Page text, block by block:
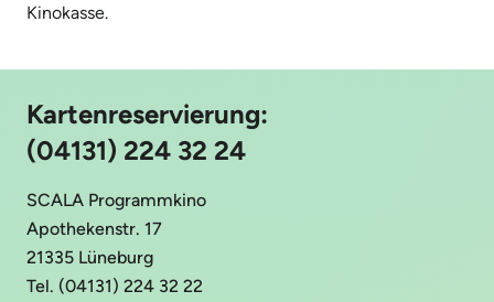
Kinokasse.
Kartenreservierung:
(04131) 224 32 24
SCALA Programmkino
Apothekenstr. 17
21335 Lüneburg
Tel. (04131) 224 32 22